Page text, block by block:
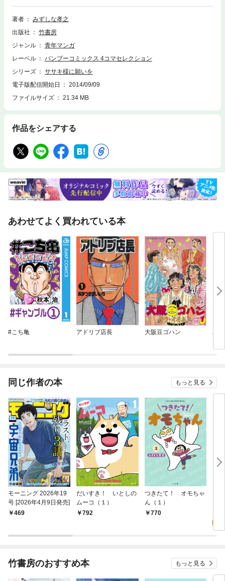
著者
みずしな孝之
出版社
竹書房
ジャンル
青年マンガ
レーベル
バンブーコミックス 4コマセレクション
シリーズ
ササキ様に願いを
電子版配信開始日
2014/09/09
ファイルサイズ
21.34 MB
作品をシェアする
あわせてよく買われている本
#こち亀 アドリブ店長 大阪豆ゴハン パ
同じ作者の本 もっと見る
モーニング 2026年19
号 [2026年4月9日発売]
469
だいすき！ いとしの
ムーコ（１）
792
つきたて！ オモちゃ
ん（１）
770
竹書房のおすすめ本 もっと見る